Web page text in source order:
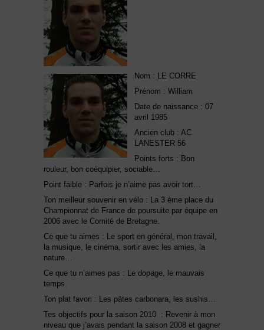
Nom : LE CORRE
Prénom : William
Date de naissance : 07
avril 1985
Ancien club : AC
LANESTER 56
Points forts : Bon
rouleur, bon coéquipier, sociable…
Point faible : Parfois je n’aime pas avoir tort…
Ton meilleur souvenir en vélo : La 3 ème place du
Championnat de France de poursuite par équipe en
2006 avec le Comité de Bretagne.
Ce que tu aimes : Le sport en général, mon travail,
la musique, le cinéma, sortir avec les amies, la
nature…
Ce que tu n’aimes pas : Le dopage, le mauvais
temps.
Ton plat favori : Les pâtes carbonara, les sushis…
Tes objectifs pour la saison 2010 : Revenir à mon
niveau que j’avais pendant la saison 2008 et gagner